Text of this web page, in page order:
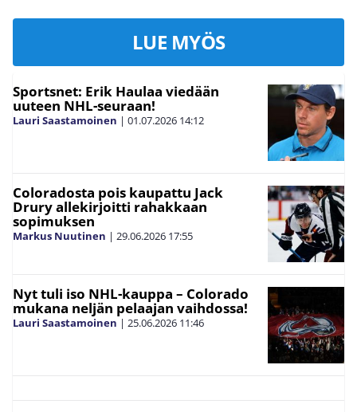
LUE MYÖS
Sportsnet: Erik Haulaa viedään
uuteen NHL-seuraan!
Lauri Saastamoinen | 01.07.2026 14:12
Coloradosta pois kaupattu Jack
Drury allekirjoitti rahakkaan
sopimuksen
Markus Nuutinen | 29.06.2026 17:55
Nyt tuli iso NHL-kauppa – Colorado
mukana neljän pelaajan vaihdossa!
Lauri Saastamoinen | 25.06.2026 11:46